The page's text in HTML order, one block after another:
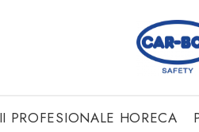
PROFESIONALE HORECA